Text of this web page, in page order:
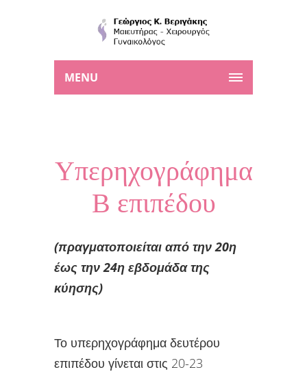
MENU
Υπερηχογράφημα
Β επιπέδου
(πραγματοποιείται από την 20η
έως την 24η εβδομάδα της
κύησης)
Το υπερηχογράφημα δευτέρου
επιπέδου γίνεται στις 20-23